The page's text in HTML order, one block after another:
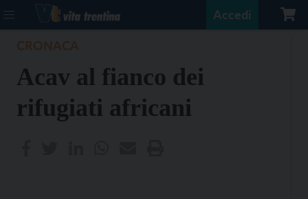
Accedi
Acav al fianco dei
rifugiati africani